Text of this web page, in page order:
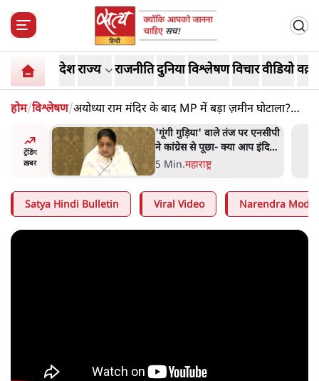
देशराज्य राजनीतिदुनियाविश्लेषणविचारवीडियो
होम/विश्लेषण/अयोध्या राम मंदिर के बाद MP में बड़ा ज़मीन घोटाला?
RSS-BJP की खुली पोल!
ट्रेंडिंग
ख़बर
एनसीपी
इंदिरा
हैं?
जंतर-मंतर प्रोटेस्ट- 'ताकतवर
सरकार के नाम पर आक्रामकता न
दिखाए पुलिस, जेन जी को सुने':
5 Min.देश
Satya Hindi Bulletin Viral Video Narendra Modi